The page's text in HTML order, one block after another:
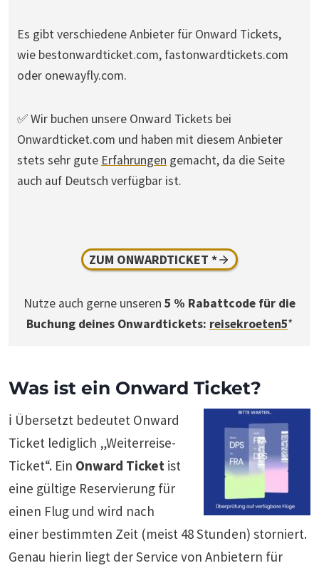
Es gibt verschiedene Anbieter für Onward Tickets,
wie bestonwardticket.com, fastonwardtickets.com
oder onewayfly.com.
✅ Wir buchen unsere Onward Tickets bei
Onwardticket.com und haben mit diesem Anbieter
stets sehr gute Erfahrungen gemacht, da die Seite
auch auf Deutsch verfügbar ist.
ZUM ONWARDTICKET *
Nutze auch gerne unseren 5 % Rabattcode für die
Buchung deines Onwardtickets: reisekroeten5*
Was ist ein Onward Ticket?
ℹ️ Übersetzt bedeutet Onward
Ticket lediglich „Weiterreise-
Ticket“. Ein Onward Ticket ist
eine gültige Reservierung für
einen Flug und wird nach
einer bestimmten Zeit (meist 48 Stunden) storniert.
Genau hierin liegt der Service von Anbietern für